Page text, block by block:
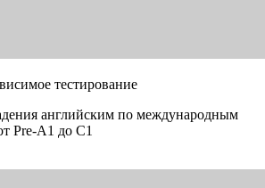
тестирование
английским по международным
Pre-A1 до C1